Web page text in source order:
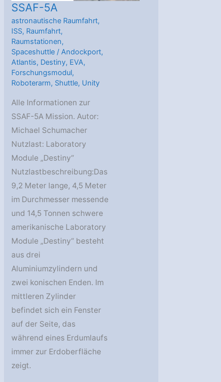
SSAF-5A
astronautische Raumfahrt,
ISS, Raumfahrt,
Raumstationen,
Spaceshuttle /Andockport,
Atlantis, Destiny, EVA,
Forschungsmodul,
Roboterarm, Shuttle, Unity
Alle Informationen zur
SSAF-5A Mission. Autor:
Michael Schumacher
Nutzlast: Laboratory
Module „Destiny“
Nutzlastbeschreibung:Das
9,2 Meter lange, 4,5 Meter
im Durchmesser messende
und 14,5 Tonnen schwere
amerikanische Laboratory
Module „Destiny“ besteht
aus drei
Aluminiumzylindern und
zwei konischen Enden. Im
mittleren Zylinder
befindet sich ein Fenster
auf der Seite, das
während eines Erdumlaufs
immer zur Erdoberfläche
zeigt.